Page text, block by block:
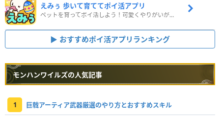
えみぅ 歩いて育ててポイ活アプリ
ペットを育ってポイ活しよう！可愛くやりがいがある新感覚アプリ
おすすめポイ活アプリランキング
モンハンワイルズの人気記事
1 巨戟アーティア武器厳選のやり方とおすすめスキル